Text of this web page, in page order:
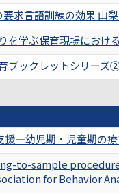
求言語訓練の効果 山
を学ぶ保育現場におけ
ブックレットシリーズ
援―幼児期・児童期の
to-sample
for Behavior